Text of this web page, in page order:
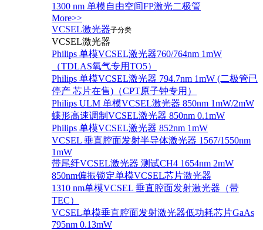
1300 nm 单模自由空间FP激光二极管
More>>
VCSEL激光器子分类
VCSEL激光器
Philips 单模VCSEL激光器760/764nm 1mW
（TDLAS氧气专用TO5）
Philips 单模VCSEL激光器 794.7nm 1mW (二极管已
停产 芯片在售)（CPT原子钟专用）
Philips ULM 单模VCSEL激光器 850nm 1mW/2mW
蝶形高速调制VCSEL激光器 850nm 0.1mW
Philips 单模VCSEL激光器 852nm 1mW
VCSEL 垂直腔面发射半导体激光器 1567/1550nm
1mW
带尾纤VCSEL激光器 测试CH4 1654nm 2mW
850nm偏振锁定单模VCSEL芯片激光器
1310 nm单模VCSEL 垂直腔面发射激光器（带
TEC）
VCSEL单模垂直腔面发射激光器低功耗芯片GaAs
795nm 0.13mW